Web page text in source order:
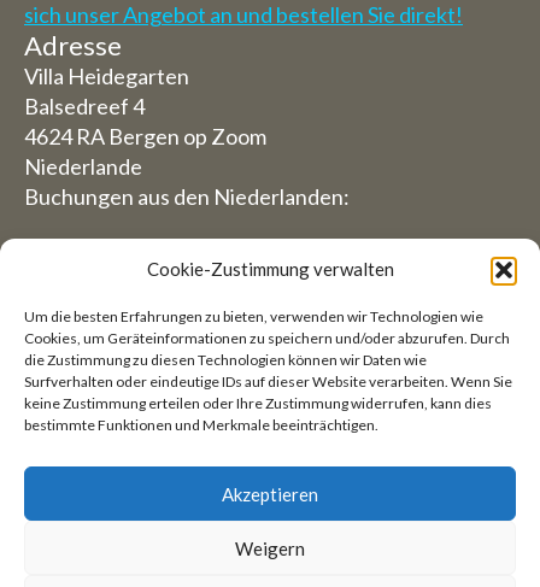
Cookie-Zustimmung verwalten
Um die besten Erfahrungen zu bieten, verwenden wir Technologien wie
Cookies, um Geräteinformationen zu speichern und/oder abzurufen. Durch
die Zustimmung zu diesen Technologien können wir Daten wie
Surfverhalten oder eindeutige IDs auf dieser Website verarbeiten. Wenn Sie
keine Zustimmung erteilen oder Ihre Zustimmung widerrufen, kann dies
bestimmte Funktionen und Merkmale beeinträchtigen.
Akzeptieren
Weigern
sich unser Angebot an und bestellen Sie direkt!
Adresse
Villa Heidegarten
Balsedreef 4
4624 RA Bergen op Zoom
Niederlande
Buchungen aus den Niederlanden:
der Niederlande)
+31 (0)619117004
E-Mail:welkom@villaheidetuin.nl